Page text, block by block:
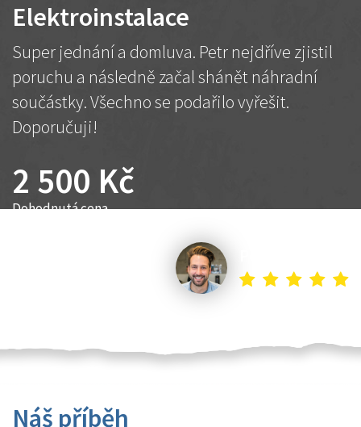
Elektroinstalace
Super jednání a domluva. Petr nejdříve zjistil
poruchu a následně začal shánět náhradní
součástky. Všechno se podařilo vyřešit.
Doporučuji!
2 500 Kč
Dohodnutá cena
Náš příběh